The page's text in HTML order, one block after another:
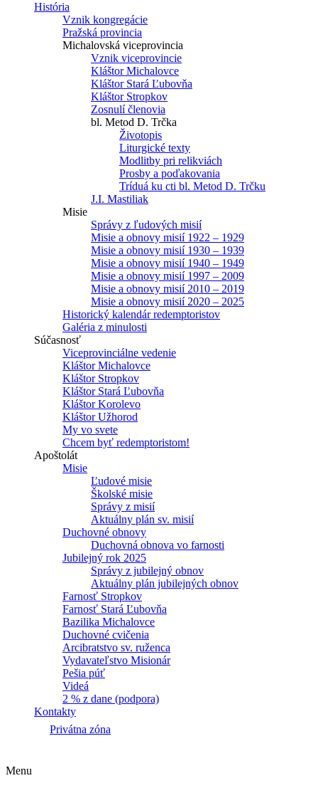
História
Vznik kongregácie
Pražská provincia
Michalovská viceprovincia
Vznik viceprovincie
Kláštor Michalovce
Kláštor Stará Ľubovňa
Kláštor Stropkov
Zosnulí členovia
bl. Metod D. Trčka
Životopis
Liturgické texty
Modlitby pri relikviách
Prosby a poďakovania
Tríduá ku cti bl. Metod D. Trčku
J.I. Mastiliak
Misie
Správy z ľudových misií
Misie a obnovy misií 1922 – 1929
Misie a obnovy misií 1930 – 1939
Misie a obnovy misií 1940 – 1949
Misie a obnovy misií 1997 – 2009
Misie a obnovy misií 2010 – 2019
Misie a obnovy misií 2020 – 2025
Historický kalendár redemptoristov
Galéria z minulosti
Súčasnosť
Viceprovinciálne vedenie
Kláštor Michalovce
Kláštor Stropkov
Kláštor Stará Ľubovňa
Kláštor Korolevo
Kláštor Užhorod
My vo svete
Chcem byť redemptoristom!
Apoštolát
Misie
Ľudové misie
Školské misie
Správy z misií
Aktuálny plán sv. misií
Duchovné obnovy
Duchovná obnova vo farnosti
Jubilejný rok 2025
Správy z jubilejný obnov
Aktuálny plán jubilejných obnov
Farnosť Stropkov
Farnosť Stará Ľubovňa
Bazilika Michalovce
Duchovné cvičenia
Arcibratstvo sv. ruženca
Vydavateľstvo Misionár
Pešia púť
Videá
2 % z dane (podpora)
Kontakty
Privátna zóna
Menu